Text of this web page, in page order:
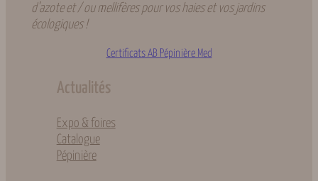
d’azote et / ou mellifères pour vos haies et vos jardins
écologiques !
Certificats AB Pépinière Med
Actualités
Expo & foires
Catalogue
Pépinière